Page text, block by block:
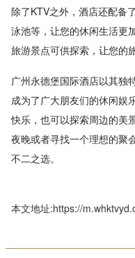
除了KTV之外，酒店还配备
泳池等，让您的休闲生活更
旅游景点可供探索，让您的
广州永德堡国际酒店以其独
成为了广大朋友们的休闲娱
快乐，也可以探索周边的美
夜晚或者寻找一个理想的聚
不二之选。
本文地址:https://